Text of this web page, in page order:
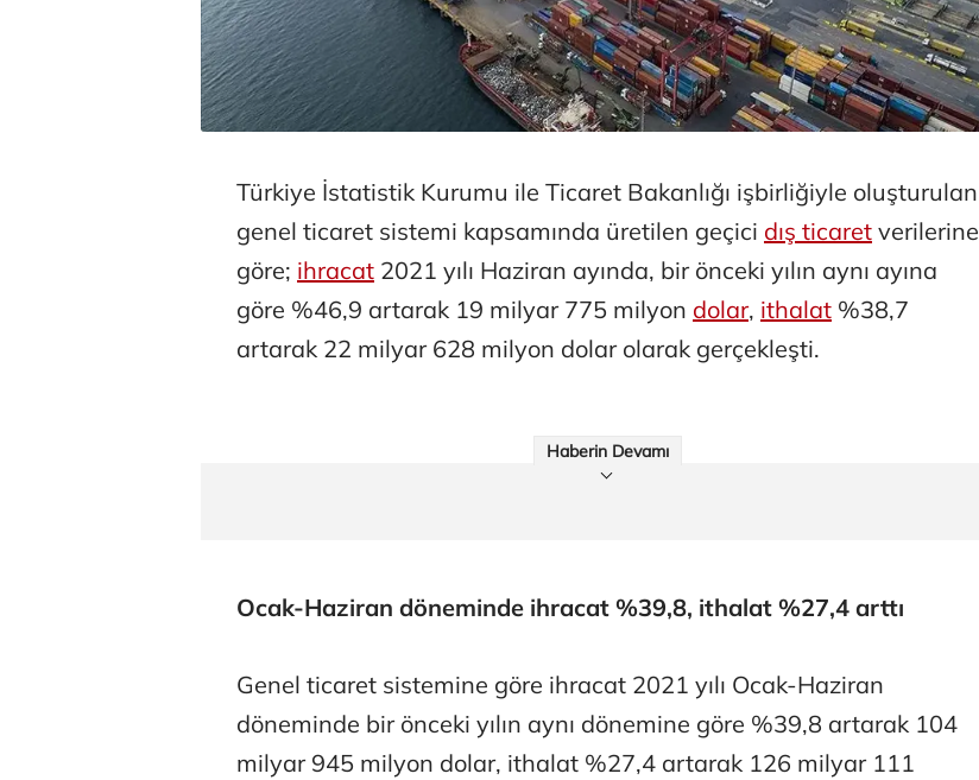
Türkiye İstatistik Kurumu ile Ticaret Bakanlığı işbirliğiyle oluşturulan
genel ticaret sistemi kapsamında üretilen geçici dış ticaret verilerine
göre; ihracat 2021 yılı Haziran ayında, bir önceki yılın aynı ayına
göre %46,9 artarak 19 milyar 775 milyon dolar, ithalat %38,7
artarak 22 milyar 628 milyon dolar olarak gerçekleşti.
Haberin Devamı
Ocak-Haziran döneminde ihracat %39,8, ithalat %27,4 arttı
Genel ticaret sistemine göre ihracat 2021 yılı Ocak-Haziran
döneminde bir önceki yılın aynı dönemine göre %39,8 artarak 104
milyar 945 milyon dolar, ithalat %27,4 artarak 126 milyar 111